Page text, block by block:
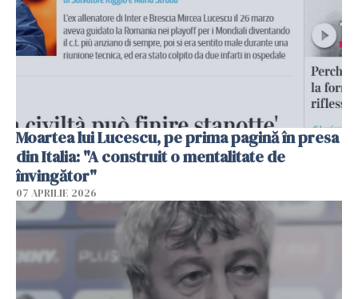
Moartea lui Lucescu, pe prima pagină în presa
din Italia: "A construit o mentalitate de
învingător"
07 APRILIE 2026